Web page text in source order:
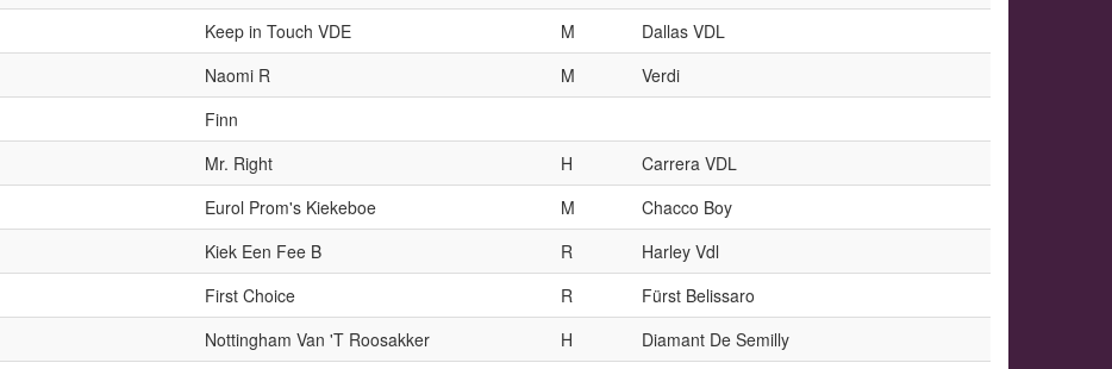
Keep in Touch VDE M
Dallas VDL
Naomi R M
Verdi
Finn
Mr. Right H
Carrera VDL
Eurol Prom's Kiekeboe M
Chacco Boy
Kiek Een Fee B R
Harley Vdl
First Choice R
Fürst Belissaro
Nottingham Van 'T Roosakker H
Diamant De Semilly